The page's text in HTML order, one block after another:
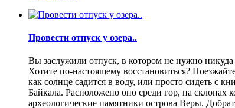
Провести отпуск у озера..
Вы заслужили отпуск, в котором не нужно никуда
Хотите по-настоящему восстановиться?
как солнце садится в воду, или просто сидеть с
Байкала. Расположено оно среди гор, на склонах
археологические памятники острова Веры.